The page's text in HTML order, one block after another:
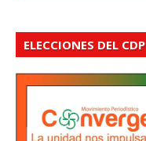
ELECCIONES DEL CDP